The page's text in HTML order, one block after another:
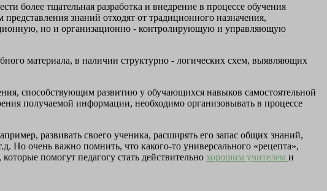
более тщательная разработка и внедрение в процессе обучения
знаний отходят от традиционного назначения,
но и организационно - контролирующую и управляющую
материала, в наличии структурно - логических схем, выявляющих
способствующим развитию у обучающихся навыков самостоятельной
получаемой информации, необходимо организовывать в процессе
развивать своего ученика, расширять его запас общих знаний,
Но очень важно помнить, что какого-то универсального «рецепта»,
помогут педагогу стать действительно хорошим учителем и